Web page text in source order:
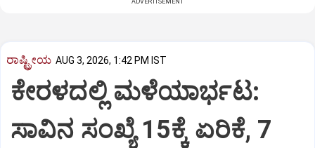
ADVERTISEMENT
ರಾಷ್ಟ್ರೀಯ AUG 3, 2026, 1:42 PM IST
ಕೇರಳದಲ್ಲಿ ಮಳೆಯಾರ್ಭಟ:
ಸಾವಿನ ಸಂಖ್ಯೆ 15ಕ್ಕೆ ಏರಿಕೆ, 7